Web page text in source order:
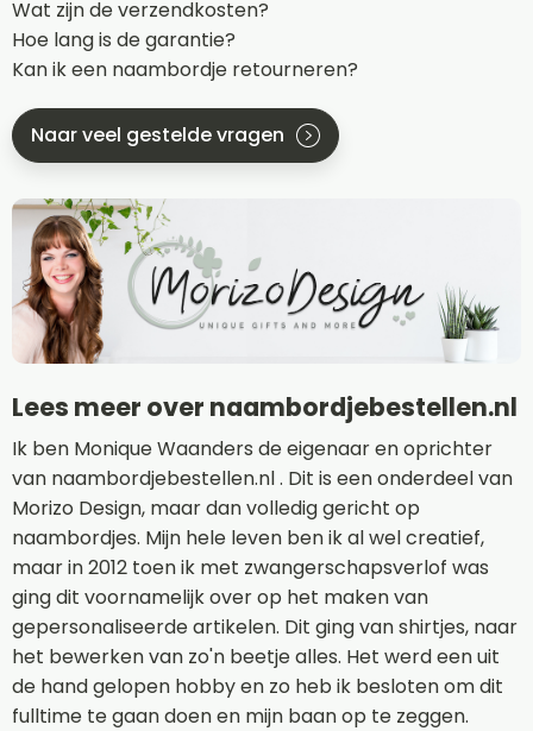
Wat zijn de verzendkosten?
Hoe lang is de garantie?
Kan ik een naambordje retourneren?
Naar veel gestelde vragen
Lees meer over naambordjebestellen.nl
Ik ben Monique Waanders de eigenaar en oprichter
van naambordjebestellen.nl . Dit is een onderdeel van
Morizo Design, maar dan volledig gericht op
naambordjes. Mijn hele leven ben ik al wel creatief,
maar in 2012 toen ik met zwangerschapsverlof was
ging dit voornamelijk over op het maken van
gepersonaliseerde artikelen. Dit ging van shirtjes, naar
het bewerken van zo'n beetje alles. Het werd een uit
de hand gelopen hobby en zo heb ik besloten om dit
fulltime te gaan doen en mijn baan op te zeggen.